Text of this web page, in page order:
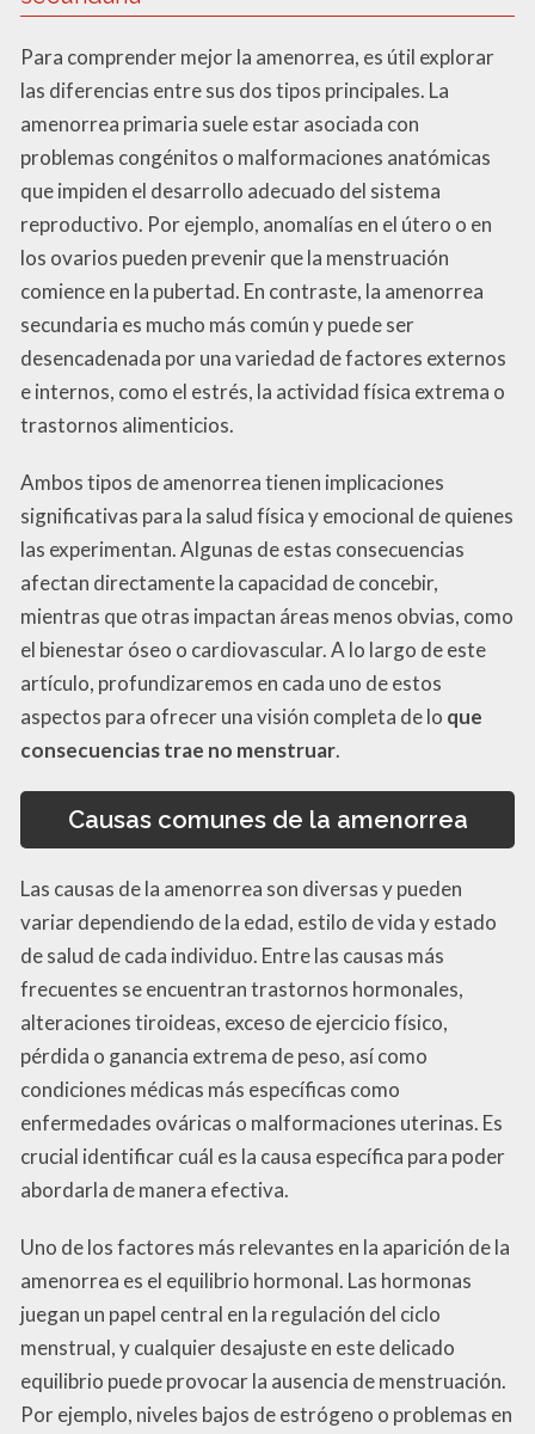
Para comprender mejor la amenorrea, es útil explorar
las diferencias entre sus dos tipos principales. La
amenorrea primaria suele estar asociada con
problemas congénitos o malformaciones anatómicas
que impiden el desarrollo adecuado del sistema
reproductivo. Por ejemplo, anomalías en el útero o en
los ovarios pueden prevenir que la menstruación
comience en la pubertad. En contraste, la amenorrea
secundaria es mucho más común y puede ser
desencadenada por una variedad de factores externos
e internos, como el estrés, la actividad física extrema o
trastornos alimenticios.
Ambos tipos de amenorrea tienen implicaciones
significativas para la salud física y emocional de quienes
las experimentan. Algunas de estas consecuencias
afectan directamente la capacidad de concebir,
mientras que otras impactan áreas menos obvias, como
el bienestar óseo o cardiovascular. A lo largo de este
artículo, profundizaremos en cada uno de estos
aspectos para ofrecer una visión completa de lo que
consecuencias trae no menstruar.
Causas comunes de la amenorrea
Las causas de la amenorrea son diversas y pueden
variar dependiendo de la edad, estilo de vida y estado
de salud de cada individuo. Entre las causas más
frecuentes se encuentran trastornos hormonales,
alteraciones tiroideas, exceso de ejercicio físico,
pérdida o ganancia extrema de peso, así como
condiciones médicas más específicas como
enfermedades ováricas o malformaciones uterinas. Es
crucial identificar cuál es la causa específica para poder
abordarla de manera efectiva.
Uno de los factores más relevantes en la aparición de la
amenorrea es el equilibrio hormonal. Las hormonas
juegan un papel central en la regulación del ciclo
menstrual, y cualquier desajuste en este delicado
equilibrio puede provocar la ausencia de menstruación.
Por ejemplo, niveles bajos de estrógeno o problemas en